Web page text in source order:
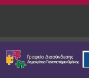
Παράκαμψη προς το